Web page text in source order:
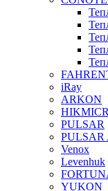
iRay
ARKON
PULSAR
PULSAR
Venox
Levenhuk
YUKON